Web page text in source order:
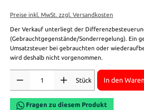
Preise inkl. MwSt. zzgl. Versandkosten
Der Verkauf unterliegt der
(Gebrauchtgegenstände/Sonderregelung). Ein
Umsatzsteuer bei gebrauchten oder
wird deshalb nicht vorgenommen.
Stück
In den
Fragen zu diesem Produkt